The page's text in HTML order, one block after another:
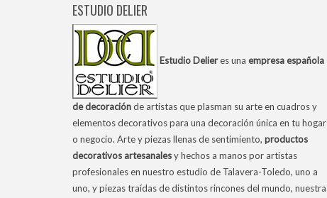
ESTUDIO DELIER
Estudio Delieres una empresa española
de decoraciónde artistas que plasman su arte en cuadros y
elementos decorativos para una decoración única en tu hogar
o negocio. Arte y piezas llenas de sentimiento, productos
decorativos artesanalesy hechos a manos por artistas
profesionales en nuestro estudio de Talavera-Toledo, uno a
uno, y piezas traídas de distintos rincones del mundo, nuestra